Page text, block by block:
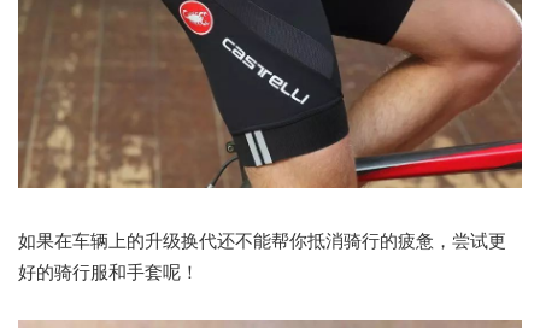
如果在车辆上的升级换代还不能帮你抵消骑行的疲惫，尝试更
好的骑行服和手套呢！